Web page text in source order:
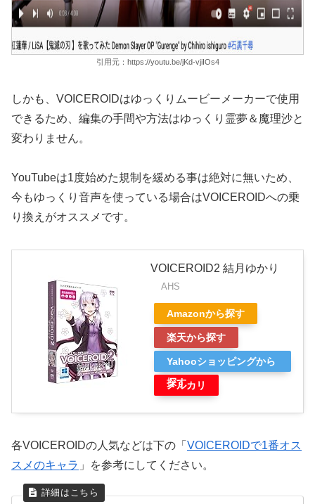
引用元：https://youtu.be/jKd-vjiIOs4
しかも、VOICEROIDはゆっくりムービーメーカーで使用
できるため、編集の手間や方法はゆっくり霊夢＆魔理沙と
変わりません。
YouTubeは1度始めた規制を緩める事は絶対に無いため、
今もゆっくり音声を使っている場合はVOICEROIDへの乗
り換えがオススメです。
VOICEROID2 結月ゆかり
AHS
Amazonから探す
楽天から探す
Yahooショッピングから
探す
メルカリ
各VOICEROIDの人気などは下の「 VOICEROIDで1番オス
スメのキャラ 」を参考にしてください。